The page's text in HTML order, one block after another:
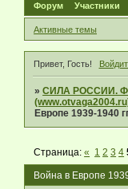
Форум Участники
Активные темы
Привет, Гость!
»СИЛА РОССИИ.
Европе 1939-1940
Война в Европе
Страница:« 1 2 3 4